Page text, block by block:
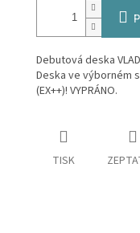
Debutová deska
Deska ve výborném
(EX++)! VYPRÁNO.
TISK